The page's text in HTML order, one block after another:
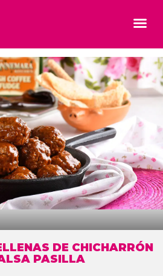
DE CHICHARRÓN
PASILLA